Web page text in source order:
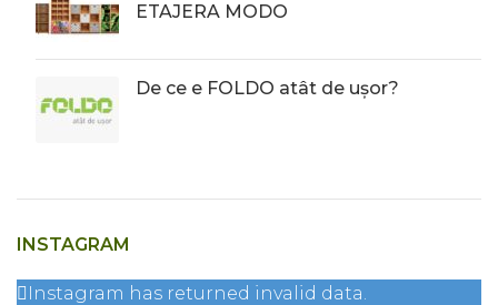
ETAJERA MODO
De ce e FOLDO atât de ușor?
INSTAGRAM
Instagram has returned invalid data.